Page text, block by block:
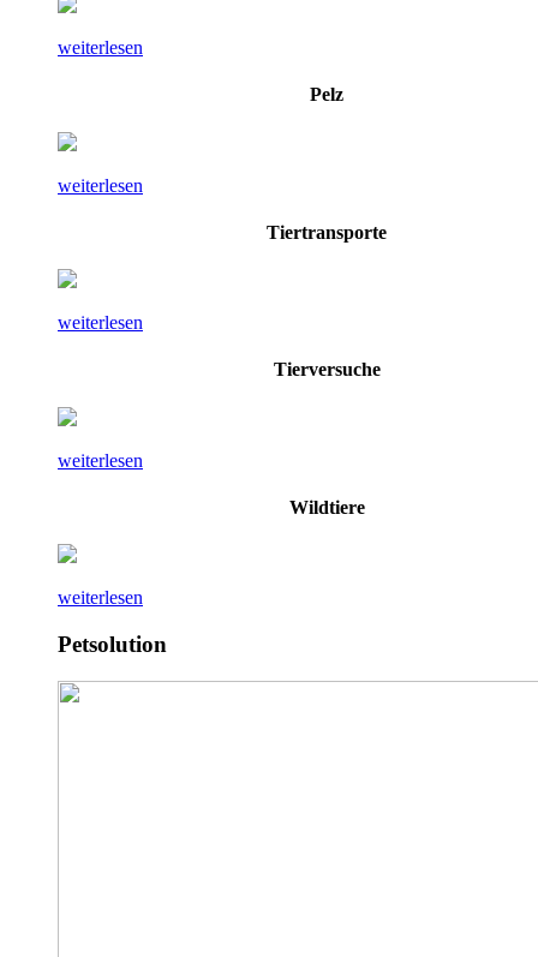
weiterlesen
Pelz
weiterlesen
Tiertransporte
weiterlesen
Tierversuche
weiterlesen
Wildtiere
weiterlesen
Petsolution